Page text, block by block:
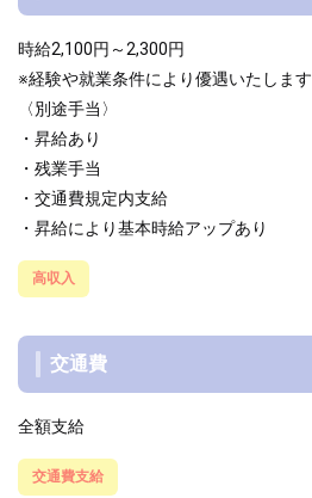
時給2,100円～2,300円
※経験や就業条件により優遇いたします
〈別途手当〉
・昇給あり
・残業手当
・交通費規定内支給
・昇給により基本時給アップあり
高収入
交通費
全額支給
交通費支給